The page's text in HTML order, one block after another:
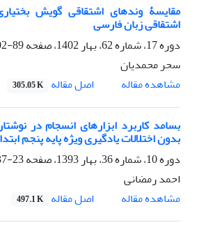
مقایسۀ وندهای اشتقاقی گویش
اشتقاقی زبان فارسی
دوره 17، شماره 62، بهار 1402، صفحه
89-102
سحر محمدیان
مشاهده مقاله
اصل مقاله 305.05 K
بسامد کاربرد ابزارهای انسجام در
بدون اختلالات یادگیری ویژه پایه پنجم
دوره 10، شماره 36، بهار 1393، صفحه
23-37
احمد رمضانی
مشاهده مقاله
اصل مقاله 497.1 K